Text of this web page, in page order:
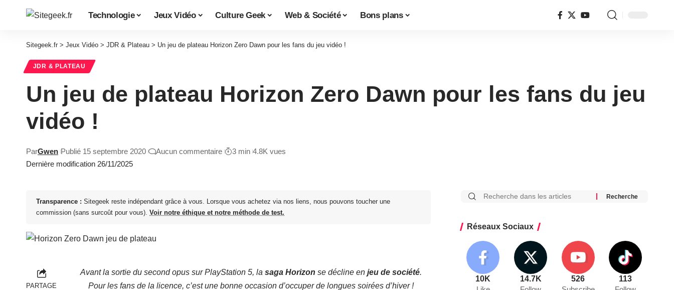
Technologie Jeux Vidéo Culture Geek Web & Société Bons plans
Sitegeek.fr > Jeux Vidéo > JDR & Plateau > Un jeu de plateau Horizon Zero Dawn pour les fans du jeu vidéo !
JDR & PLATEAU
Un jeu de plateau Horizon Zero Dawn pour les fans du jeu
vidéo !
Dernière modification 26/11/2025
ParGwen Publié 15 septembre 2020 Aucun commentaire 3 min 4.8K vues
Transparence : Sitegeek reste indépendant grâce à vous. Lorsque vous achetez via nos liens, nous pouvons toucher une
commission (sans surcoût pour vous). Voir notre éthique et notre méthode de test.
PARTAGE
Avant la sortie du second opus sur PlayStation 5, lasaga Horizon se décline en jeu de société.
Pour les fans de la licence, c’est une bonne occasion d’occuper de longues soirées d’hiver !
Réseaux Sociaux
10K 14.7K 526 113